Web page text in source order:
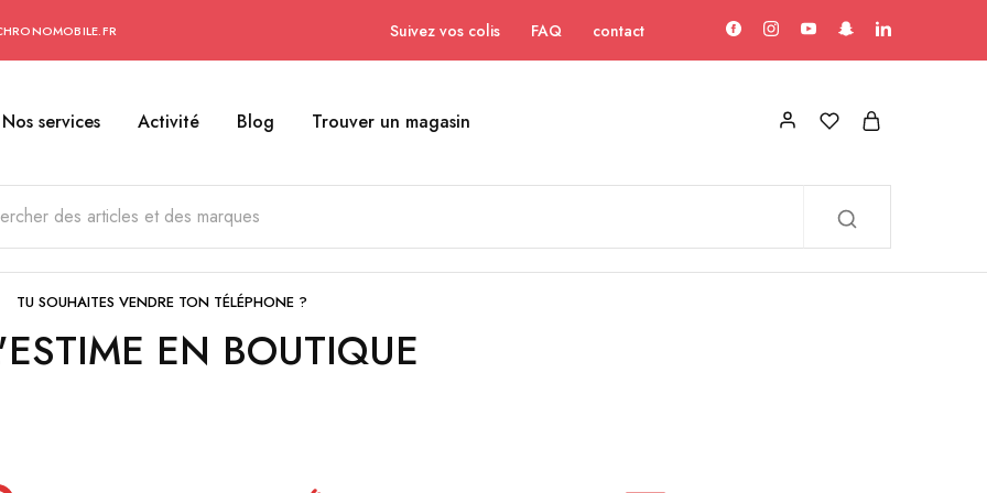
Suivez vos colis FAQ contact
Nos services Activité Blog Trouver un magasin
TU SOUHAITES VENDRE TON TÉLÉPHONE ?
EN BOUTIQUE